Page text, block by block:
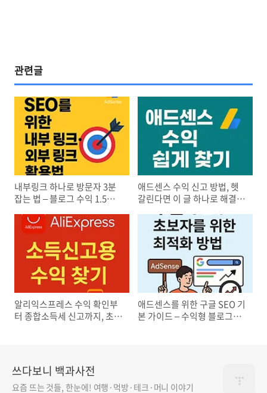
관련글
내부링크 하나로 방문자 3분
잡는 법 – 블로그 수익 1.5배
애드센스 수익 신고 방법, 헷
갈린다면 이 글 하나로 해결!
지 완전 정리
알리익스프레스 수익 확인부
터 종합소득세 신고까지, 초보
애드센스를 위한 구글 SEO 기
본 가이드 – 수익형 블로그의
쓰다보니 백과사전
요즘 뜨는 것들, 한눈에! 여행·먹방·테크·머니 이야기